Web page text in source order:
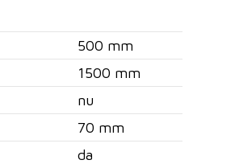
500 mm
1500 mm
nu
70 mm
da